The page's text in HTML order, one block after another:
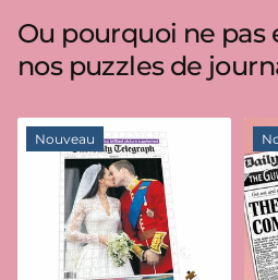
Ou pourquoi ne pas
nos puzzles de
Nouveau